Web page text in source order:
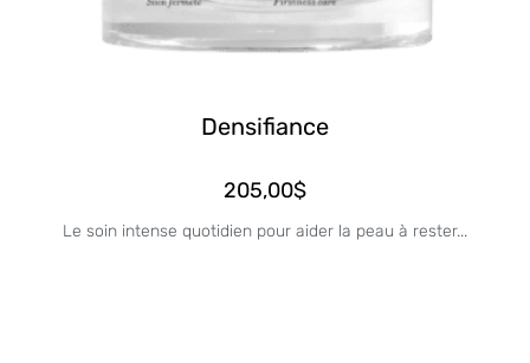
Densifiance
205,00$
Le soin intense quotidien pour aider la peau à rester...